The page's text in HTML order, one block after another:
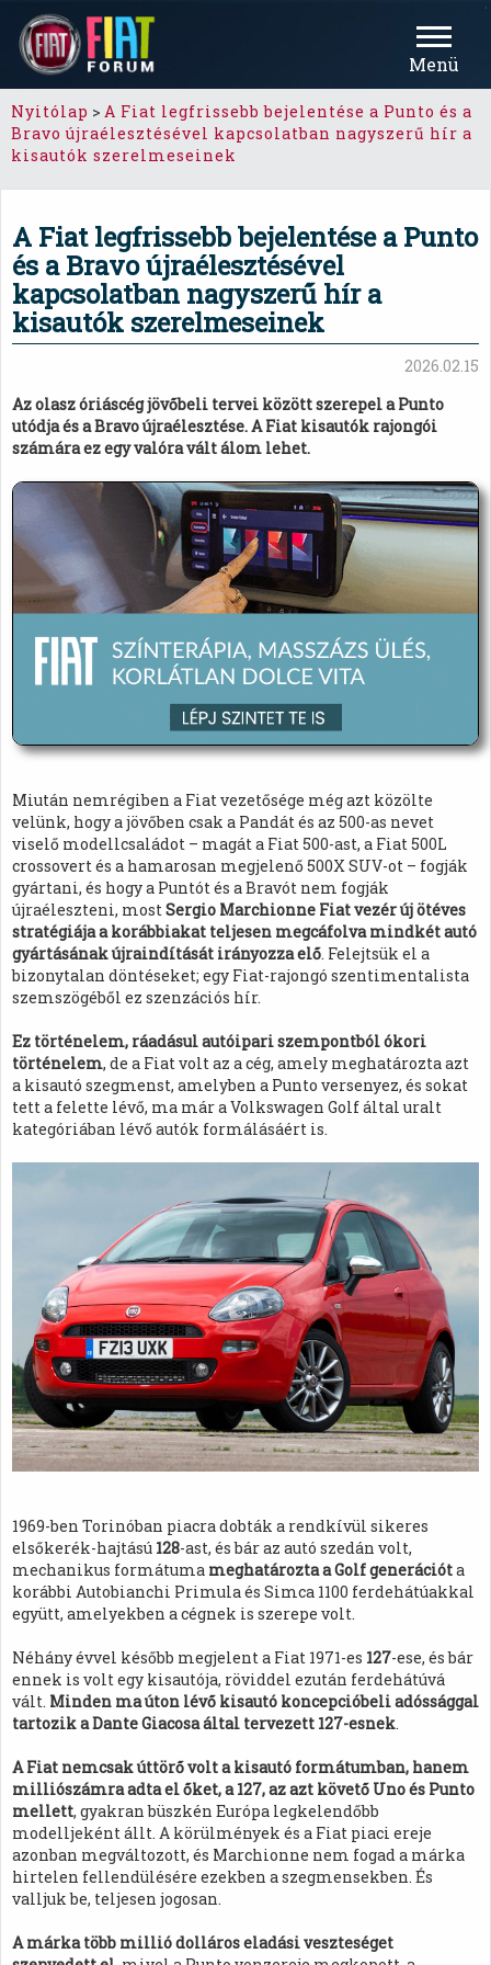
Menü
Nyitólap > A Fiat legfrissebb bejelentése a Punto és a
Bravo újraélesztésével kapcsolatban nagyszerű hír a
kisautók szerelmeseinek
A Fiat legfrissebb bejelentése a Punto
és a Bravo újraélesztésével
kapcsolatban nagyszerű hír a
kisautók szerelmeseinek
2026.02.15
Az olasz óriáscég jövőbeli tervei között szerepel a Punto
utódja és a Bravo újraélesztése. A Fiat kisautók rajongói
számára ez egy valóra vált álom lehet.
Miután nemrégiben a Fiat vezetősége még azt közölte
velünk, hogy a jövőben csak a Pandát és az 500-as nevet
viselő modellcsaládot – magát a Fiat 500-ast, a Fiat 500L
crossovert és a hamarosan megjelenő 500X SUV-ot – fogják
gyártani, és hogy a Puntót és a Bravót nem fogják
újraéleszteni, most Sergio Marchionne Fiat vezér új ötéves
stratégiája a korábbiakat teljesen megcáfolva mindkét autó
gyártásának újraindítását irányozza elő. Felejtsük el a
bizonytalan döntéseket; egy Fiat-rajongó szentimentalista
szemszögéből ez szenzációs hír.
Ez történelem, ráadásul autóipari szempontból ókori
történelem, de a Fiat volt az a cég, amely meghatározta azt
a kisautó szegmenst, amelyben a Punto versenyez, és sokat
tett a felette lévő, ma már a Volkswagen Golf által uralt
kategóriában lévő autók formálásáért is.
1969-ben Torinóban piacra dobták a rendkívül sikeres
elsőkerék-hajtású 128-ast, és bár az autó szedán volt,
mechanikus formátuma meghatározta a Golf generációta
korábbi Autobianchi Primula és Simca 1100 ferdehátúakkal
együtt, amelyekben a cégnek is szerepe volt.
Néhány évvel később megjelent a Fiat 1971-es 127-ese, és bár
ennek is volt egy kisautója, röviddel ezután ferdehátúvá
vált. Minden ma úton lévő kisautó koncepcióbeli adóssággal
tartozik a Dante Giacosa által tervezett 127-esnek.
A Fiat nemcsak úttörő volt a kisautó formátumban, hanem
milliószámra adta el őket, a 127, az azt követő Uno és Punto
mellett, gyakran büszkén Európa legkelendőbb
modelljeként állt. A körülmények és a Fiat piaci ereje
azonban megváltozott, és Marchionne nem fogad a márka
hirtelen fellendülésére ezekben a szegmensekben. És
valljuk be, teljesen jogosan.
A márka több millió dolláros eladási veszteséget